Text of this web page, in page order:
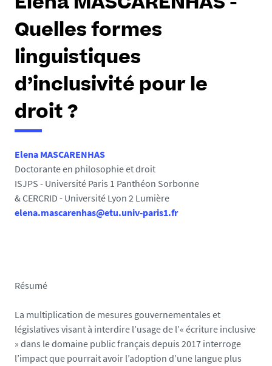
Elena MASCARENHAS -
Quelles formes
linguistiques
d’inclusivité pour le
droit ?
Elena MASCARENHAS
Doctorante en philosophie et droit
ISJPS - Université Paris 1 Panthéon Sorbonne
& CERCRID - Université Lyon 2 Lumière
elena.mascarenhas@etu.univ-paris1.fr
Résumé
La multiplication de mesures gouvernementales et
législatives visant à interdire l’usage de l’« écriture inclusive
» dans le domaine public français depuis 2017 interroge
l’impact que pourrait avoir l’adoption d’une langue plus